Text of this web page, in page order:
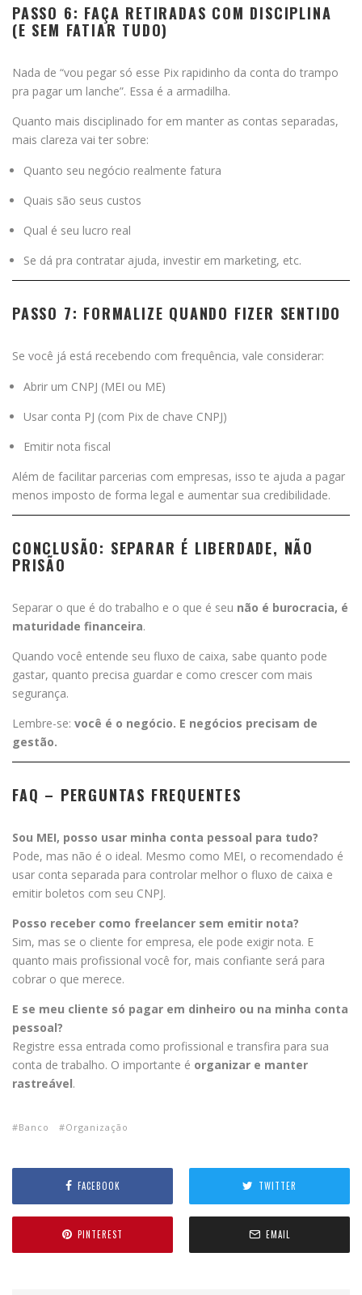
PASSO 6: FAÇA RETIRADAS COM DISCIPLINA
(E SEM FATIAR TUDO)
Nada de “vou pegar só esse Pix rapidinho da conta do trampo
pra pagar um lanche”. Essa é a armadilha.
Quanto mais disciplinado for em manter as contas separadas,
mais clareza vai ter sobre:
Quanto seu negócio realmente fatura
Quais são seus custos
Qual é seu lucro real
Se dá pra contratar ajuda, investir em marketing, etc.
PASSO 7: FORMALIZE QUANDO FIZER SENTIDO
Se você já está recebendo com frequência, vale considerar:
Abrir um CNPJ (MEI ou ME)
Usar conta PJ (com Pix de chave CNPJ)
Emitir nota fiscal
Além de facilitar parcerias com empresas, isso te ajuda a pagar
menos imposto de forma legal e aumentar sua credibilidade.
CONCLUSÃO: SEPARAR É LIBERDADE, NÃO
PRISÃO
Separar o que é do trabalho e o que é seu não é burocracia, é
maturidade financeira.
Quando você entende seu fluxo de caixa, sabe quanto pode
gastar, quanto precisa guardar e como crescer com mais
segurança.
Lembre-se: você é o negócio. E negócios precisam de
gestão.
FAQ – PERGUNTAS FREQUENTES
Sou MEI, posso usar minha conta pessoal para tudo?
Pode, mas não é o ideal. Mesmo como MEI, o recomendado é
usar conta separada para controlar melhor o fluxo de caixa e
emitir boletos com seu CNPJ.
Posso receber como freelancer sem emitir nota?
Sim, mas se o cliente for empresa, ele pode exigir nota. E
quanto mais profissional você for, mais confiante será para
cobrar o que merece.
E se meu cliente só pagar em dinheiro ou na minha conta
pessoal?
Registre essa entrada como profissional e transfira para sua
conta de trabalho. O importante é organizar e manter
rastreável.
Banco Organização
FACEBOOK TWITTER
PINTEREST EMAIL